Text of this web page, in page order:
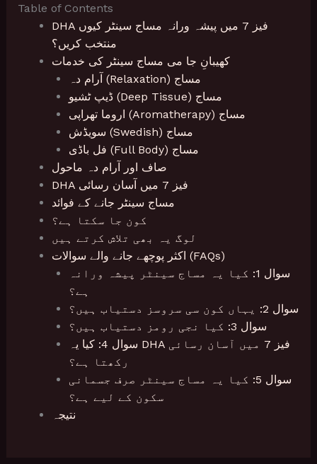
Table of Contents
DHA فیز 7 میں پیشہ ورانہ مساج سینٹر کیوں
منتخب کریں؟
کھیبانِ جا می مساج سینٹر کی خدمات
آرام دہ (Relaxation) مساج
ڈیپ ٹشیو (Deep Tissue) مساج
اروما تھراپی (Aromatherapy) مساج
سویڈش (Swedish) مساج
فل باڈی (Full Body) مساج
صاف اور آرام دہ ماحول
DHA فیز 7 میں آسان رسائی
مساج سینٹر جانے کے فوائد
کون جا سکتا ہے؟
لوگ یہ بھی تلاش کرتے ہیں
اکثر پوچھے جانے والے سوالات (FAQs)
سوال 1: کیا یہ مساج سینٹر پیشہ ورانہ
ہے؟
سوال 2: یہاں کون سی سروسز دستیاب ہیں؟
سوال 3: کیا نجی رومز دستیاب ہیں؟
سوال 4: کیا یہ DHA فیز 7 میں آسان رسائی
رکھتا ہے؟
سوال 5: کیا یہ مساج سینٹر صرف جسمانی
سکون کے لیے ہے؟
نتیجہ